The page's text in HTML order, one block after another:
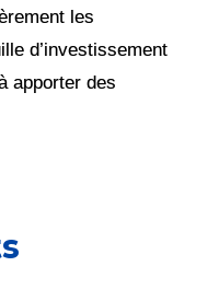
les
d’investissement
apporter des